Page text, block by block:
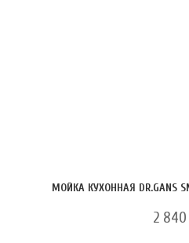
МОЙКА КУХОННАЯ DR.GANS
2 840